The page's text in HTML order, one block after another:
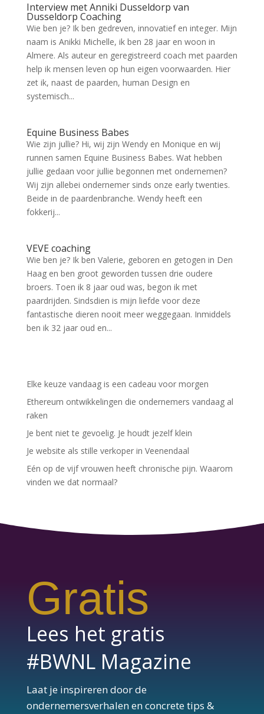
Interview met Anniki Dusseldorp van
Dusseldorp Coaching
Wie ben je? Ik ben gedreven, innovatief en integer. Mijn
naam is Anikki Michelle, ik ben 28 jaar en woon in
Almere. Als auteur en geregistreerd coach met paarden
help ik mensen leven op hun eigen voorwaarden. Hier
zet ik, naast de paarden, human Design en
systemisch...
Equine Business Babes
Wie zijn jullie? Hi, wij zijn Wendy en Monique en wij
runnen samen Equine Business Babes. Wat hebben
jullie gedaan voor jullie begonnen met ondernemen?
Wij zijn allebei ondernemer sinds onze early twenties.
Beide in de paardenbranche. Wendy heeft een
fokkerij...
VEVE coaching
Wie ben je? Ik ben Valerie, geboren en getogen in Den
Haag en ben groot geworden tussen drie oudere
broers. Toen ik 8 jaar oud was, begon ik met
paardrijden. Sindsdien is mijn liefde voor deze
fantastische dieren nooit meer weggegaan. Inmiddels
ben ik 32 jaar oud en...
Elke keuze vandaag is een cadeau voor morgen
Ethereum ontwikkelingen die ondernemers vandaag al
raken
Je bent niet te gevoelig. Je houdt jezelf klein
Je website als stille verkoper in Veenendaal
Eén op de vijf vrouwen heeft chronische pijn. Waarom
vinden we dat normaal?
Gratis
Lees het gratis
#BWNL Magazine
Laat je inspireren door de
ondernemersverhalen en concrete tips &